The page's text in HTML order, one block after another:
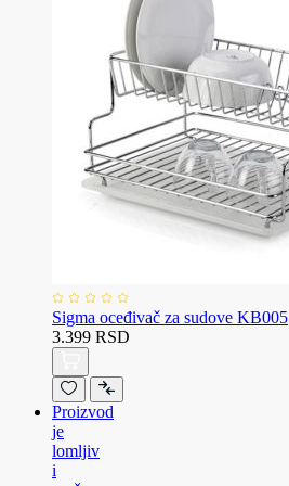
Sigma oceđivač za sudove KB005
3.399 RSD
Proizvod
je
lomljiv
i